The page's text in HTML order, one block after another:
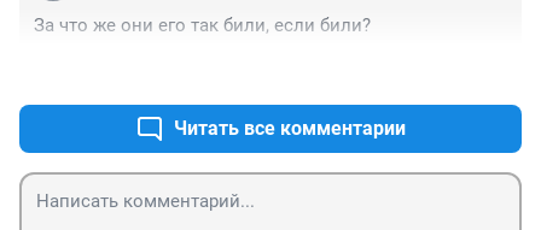
За что же они его так били, если били?
Читать все комментарии